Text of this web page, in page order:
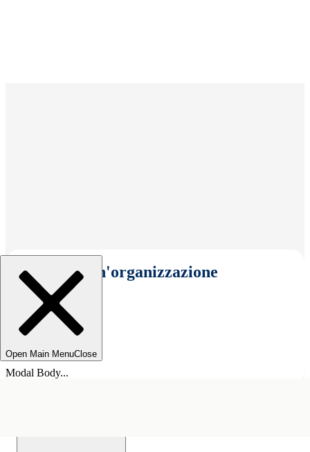
Seleziona un'organizzazione
Open Main MenuClose
Modal Body...